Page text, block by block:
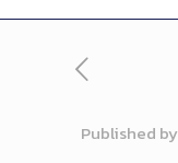
Published by